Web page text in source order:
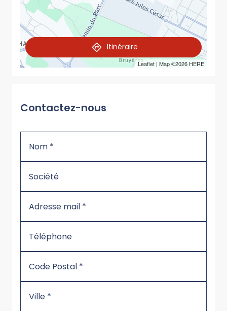
Leaflet | Map ©2026 HERE
Itinéraire
Contactez-nous